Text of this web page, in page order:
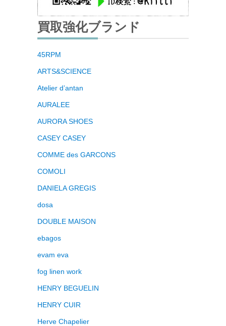
買取強化ブランド
45RPM
ARTS&SCIENCE
Atelier d’antan
AURALEE
AURORA SHOES
CASEY CASEY
COMME des GARCONS
COMOLI
DANIELA GREGIS
dosa
DOUBLE MAISON
ebagos
evam eva
fog linen work
HENRY BEGUELIN
HENRY CUIR
Herve Chapelier